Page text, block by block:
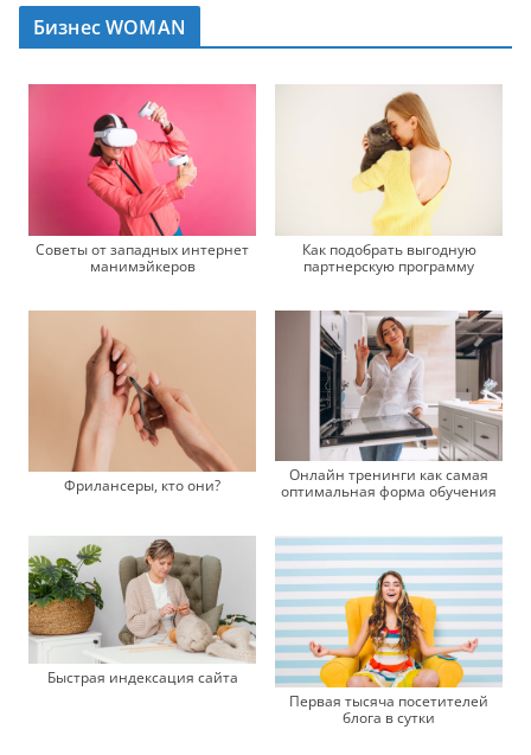
Бизнес WOMAN
Советы от западных интернет
манимэйкеров
Как подобрать выгодную
партнерскую программу
Фрилансеры, кто они?
Онлайн тренинги как самая
оптимальная форма обучения
Быстрая индексация сайта
Первая тысяча посетителей
блога в сутки